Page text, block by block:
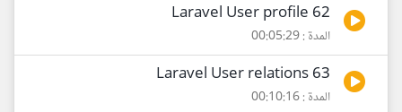
62 Laravel User profile
المدة : 00:05:29
63 Laravel User relations
المدة : 00:10:16